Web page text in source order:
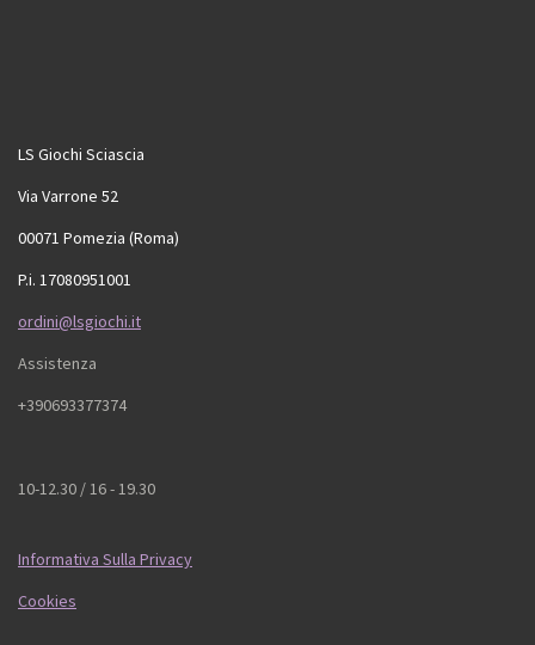
LS Giochi Sciascia
Via Varrone 52
00071 Pomezia (Roma)
P.i. 17080951001
ordini@lsgiochi.it
Assistenza
+390693377374
10-12.30 / 16 - 19.30
Informativa Sulla Privacy
Cookies